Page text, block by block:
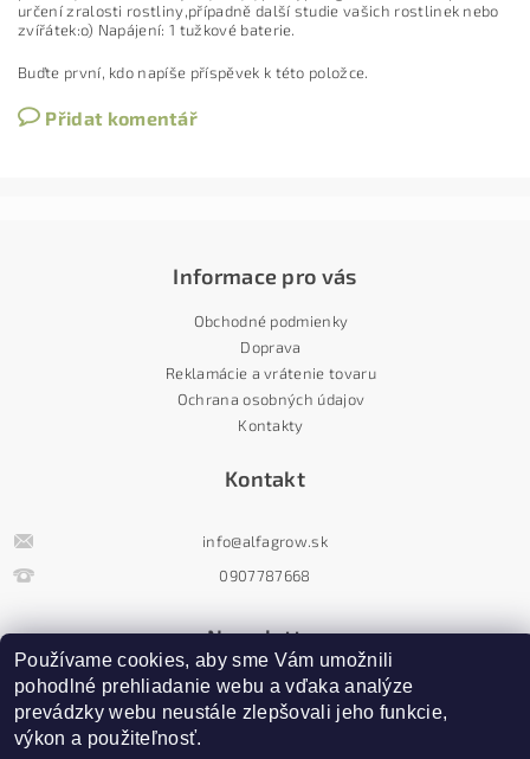
určení zralosti rostliny,případně další studie vašich rostlinek nebo
zvířátek:o) Napájení: 1 tužkové baterie.
Buďte první, kdo napíše příspěvek k této položce.
Přidat komentář
Informace pro vás
Obchodné podmienky
Doprava
Reklamácie a vrátenie tovaru
Ochrana osobných údajov
Kontakty
Kontakt
info@alfagrow.sk
0907787668
Newsletter
Používame cookies, aby sme Vám umožnili
pohodlné prehliadanie webu a vďaka analýze
prevádzky webu neustále zlepšovali jeho funkcie,
výkon a použiteľnosť.